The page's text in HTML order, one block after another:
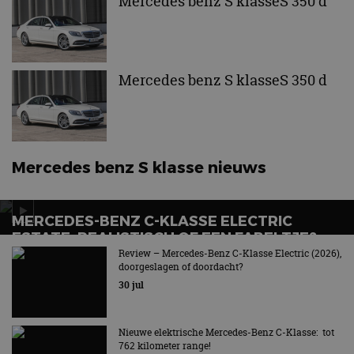
Mercedes benz S klasseS 350 d
Mercedes benz S klasse nieuws
MERCEDES-BENZ C-KLASSE ELECTRIC
ESTATE: REALISTISCH OF EEN FABELTJE?
Het verlossende antwoordReview – Mercedes-Benz C-Klasse Electric (2026),
doorgeslagen of doordacht?
30 jul
Nieuwe elektrische Mercedes-Benz C-Klasse: tot
762 kilometer range!
Naam
.autorai.nl
het
bezoekers.
CookieScriptConsent
CookieScript
autorai.nl
4 weken 2
Deze
banner